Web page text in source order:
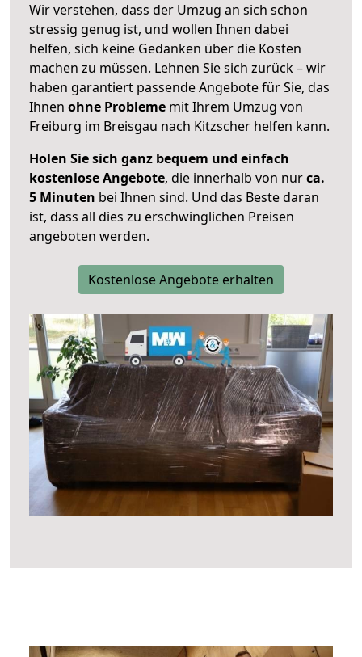
Wir verstehen, dass der Umzug an sich schon
stressig genug ist, und wollen Ihnen dabei
helfen, sich keine Gedanken über die Kosten
machen zu müssen. Lehnen Sie sich zurück – wir
haben garantiert passende Angebote für Sie, das
Ihnen ohne Probleme mit Ihrem Umzug von
Freiburg im Breisgau nach Kitzscher helfen kann.
Holen Sie sich ganz bequem und einfach
kostenlose Angebote, die innerhalb von nurca.
5 Minuten bei Ihnen sind. Und das Beste daran
ist, dass all dies zu erschwinglichen Preisen
angeboten werden.
Kostenlose Angebote erhalten